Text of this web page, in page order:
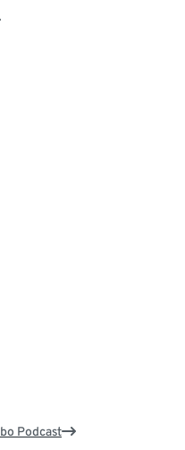
Podcast